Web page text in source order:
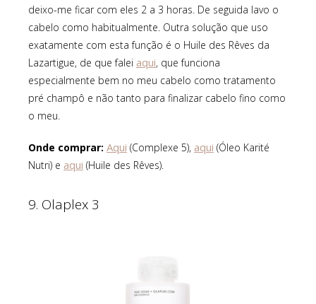
deixo-me ficar com eles 2 a 3 horas. De seguida lavo o
cabelo como habitualmente. Outra solução que uso
exatamente com esta função é o Huile des Rêves da
Lazartigue, de que falei aqui, que funciona
especialmente bem no meu cabelo como tratamento
pré champô e não tanto para finalizar cabelo fino como
o meu.
Onde comprar: Aqui (Complexe 5), aqui (Óleo Karité
Nutri) e aqui (Huile des Rêves).
9. Olaplex 3